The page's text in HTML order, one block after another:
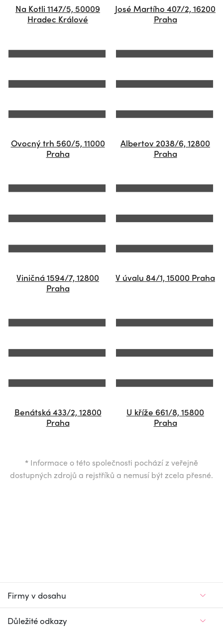
Na Kotli 1147/5, 50009
Hradec Králové
José Martího 407/2, 16200
Praha
Ovocný trh 560/5, 11000
Praha
Albertov 2038/6, 12800
Praha
Viničná 1594/7, 12800
Praha
V úvalu 84/1, 15000 Praha
Benátská 433/2, 12800
Praha
U kříže 661/8, 15800
Praha
* Informace o této společnosti pochází z veřejně
dostupných zdrojů a rejstříků a nemusí být zcela přesné.
Firmy v dosahu
Důležité odkazy